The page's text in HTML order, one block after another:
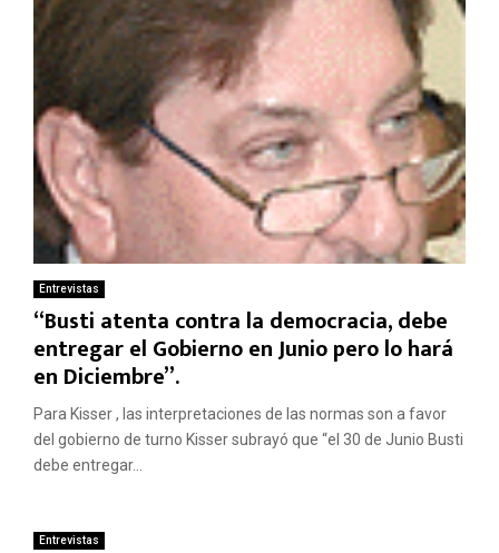
Entrevistas
“Busti atenta contra la democracia, debe
entregar el Gobierno en Junio pero lo hará
en Diciembre”.
Para Kisser , las interpretaciones de las normas son a favor
del gobierno de turno Kisser subrayó que “el 30 de Junio Busti
debe entregar...
Entrevistas